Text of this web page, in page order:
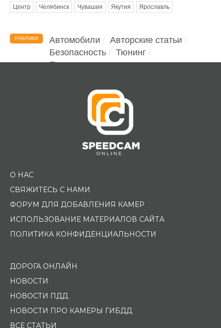
Центр Челябинск Чувашия Якутия Ярославль
РУБРИКИ Автомобили
Авторские статьи
Безопасность
Тюнинг
Помощь водителю
О НАС
СВЯЖИТЕСЬ С НАМИ
ФОРУМ ДЛЯ ДОБАВЛЕНИЯ КАМЕР
ИСПОЛЬЗОВАНИЕ МАТЕРИАЛОВ САЙТА
ПОЛИТИКА КОНФИДЕНЦИАЛЬНОСТИ
ДОРОГА ОНЛАЙН
НОВОСТИ
НОВОСТИ ПДД
НОВОСТИ ПРО КАМЕРЫ ГИБДД
ВСЕ СТАТЬИ